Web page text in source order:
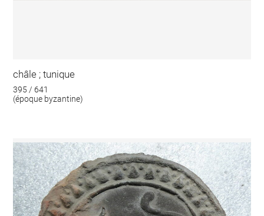
châle ; tunique
395 / 641
(époque byzantine)